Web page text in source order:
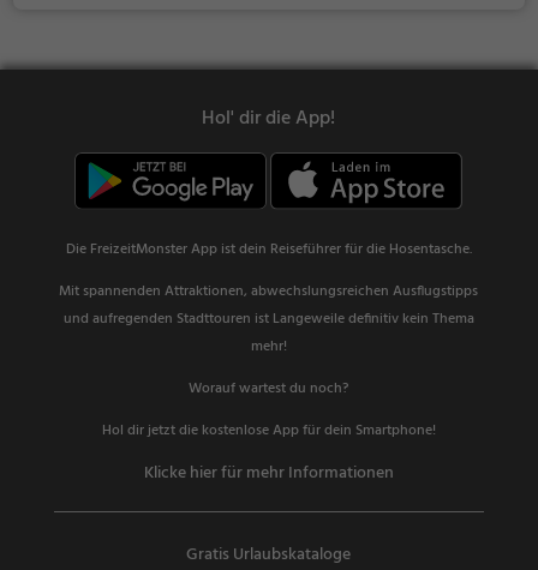
Hol' dir die App!
Die FreizeitMonster App ist dein Reiseführer für die Hosentasche.
Mit spannenden Attraktionen, abwechslungsreichen Ausflugstipps
und aufregenden Stadttouren ist Langeweile definitiv kein Thema
mehr!
Worauf wartest du noch?
Hol dir jetzt die kostenlose App für dein Smartphone!
Klicke hier für mehr Informationen
Gratis Urlaubskataloge